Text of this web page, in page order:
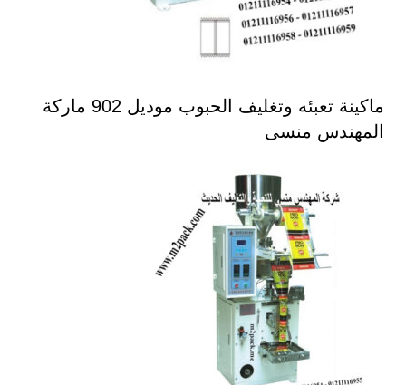
ماكينة تعبئه وتغليف الحبوب موديل 902 ماركة
المهندس منسى